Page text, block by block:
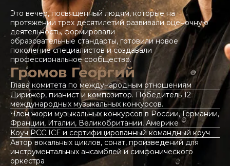
Это вечер, посвященный людям, которые на
протяжении трех десятилетий развивали оценочную
деятельность, формировали
образовательные стандарты, готовили новое
поколение специалистов и создавали
профессиональное сообщество.
Громов Георгий
Глава комитета по международным отношениям
Дирижер, пианист и композитор. Победитель 12
международных музыкальных конкурсов.
Член жюри музыкальных конкурсов в России, Германии,
Франции, Италии, Великобритании, Америке
Коуч PCC ICF и сертифицированный командный коуч
Автор вокальных циклов, сонат, произведений для
инструментальных ансамблей и симфонического
оркестра